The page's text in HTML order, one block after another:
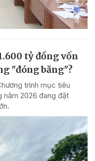
tỷ đồng vốn
"đóng băng"?
trình mục tiêu
2026 đang đặt